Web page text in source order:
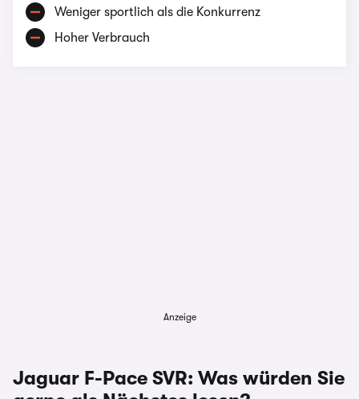
Weniger sportlich als die Konkurrenz
Hoher Verbrauch
Anzeige
Jaguar F-Pace SVR: Was würden Sie